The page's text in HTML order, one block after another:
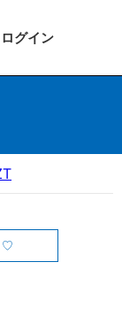
ログイン